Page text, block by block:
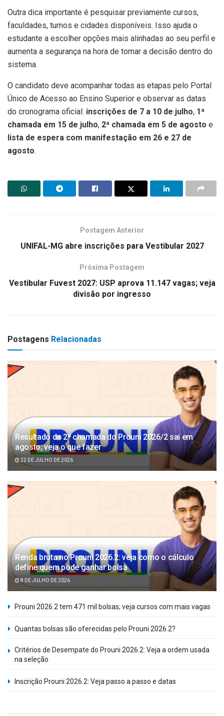
Outra dica importante é pesquisar previamente cursos,
faculdades, turnos e cidades disponíveis. Isso ajuda o
estudante a escolher opções mais alinhadas ao seu perfil e
aumenta a segurança na hora de tomar a decisão dentro do
sistema.
O candidato deve acompanhar todas as etapas pelo Portal
Único de Acesso ao Ensino Superior e observar as datas
do cronograma oficial: inscrições de 7 a 10 de julho, 1ª
chamada em 15 de julho, 2ª chamada em 5 de agosto e
lista de espera com manifestação em 26 e 27 de
agosto.
Postagem Anterior
UNIFAL-MG abre inscrições para Vestibular 2027
Próxima Postagem
Vestibular Fuvest 2027: USP aprova 11.147 vagas; veja
divisão por ingresso
Postagens Relacionadas
Resultado da 2ª chamada do Prouni 2026/2 sai em
agosto; veja o que fazer
22 DE JULHO DE 2026
Renda bruta no Prouni 2026.2: veja como o cálculo
define quem pode ganhar bolsa
8 DE JULHO DE 2026
Prouni 2026.2 tem 471 mil bolsas; veja cursos com mais vagas
Quantas bolsas são oferecidas pelo Prouni 2026.2?
Critérios de Desempate do Prouni 2026.2: Veja a ordem usada
na seleção
Inscrição Prouni 2026.2: Veja passo a passo e datas